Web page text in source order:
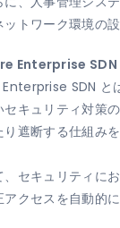
ットワーク環境の
Enterprise SDN
SDN と
セキュリティ対策
り遮断する仕組み
セキュリティに
アクセスを自動的